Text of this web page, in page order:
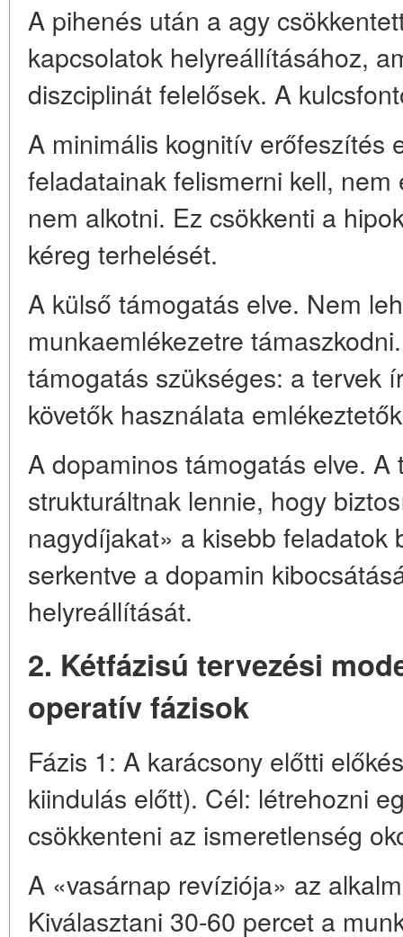
A pihenés után a agy
kapcsolatok helyreállításához,
diszciplinát felelősek. A
A minimális kognitív erőfeszítés
feladatainak felismerni kell,
nem alkotni. Ez csökkenti a
kéreg terhelését.
A külső támogatás elve. Nem
munkaemlékezetre
támogatás szükséges: a tervek
követők használata
A dopaminos támogatás elve. A
strukturáltnak lennie, hogy
nagydíjakat» a kisebb feladatok
serkentve a dopamin
helyreállítását.
2. Kétfázisú tervezési
operatív fázisok
Fázis 1: A karácsony előtti
kiindulás előtt). Cél: létrehozni
csökkenteni az ismeretlenség
A «vasárnap revíziója» az
Kiválasztani 30-60 percet a